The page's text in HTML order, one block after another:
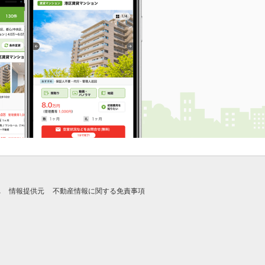
情報提供元 不動産情報に関する免責事項